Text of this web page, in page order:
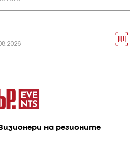
Визионери на регионите